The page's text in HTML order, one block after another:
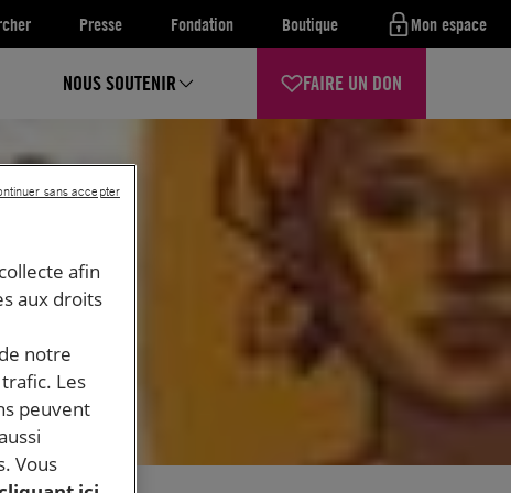
Presse Fondation Boutique Mon espace
NOUS SOUTENIR FAIRE UN DON
afin
aux droits
notre
Les
peuvent
Vous
sans accepter